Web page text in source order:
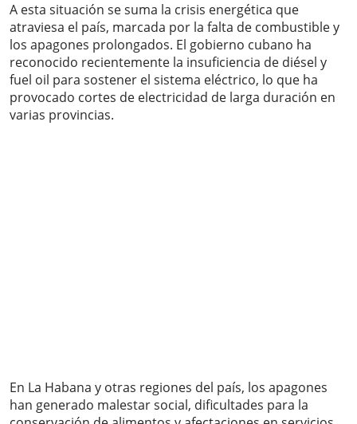
A esta situación se suma la crisis energética que
atraviesa el país, marcada por la falta de combustible y
los apagones prolongados. El gobierno cubano ha
reconocido recientemente la insuficiencia de diésel y
fuel oil para sostener el sistema eléctrico, lo que ha
provocado cortes de electricidad de larga duración en
varias provincias.
En La Habana y otras regiones del país, los apagones
han generado malestar social, dificultades para la